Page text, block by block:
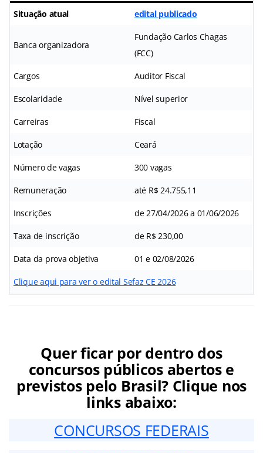
Situação atual edital publicado
Banca organizadora
Fundação Carlos Chagas
(FCC)
Cargos Auditor Fiscal
Escolaridade Nível superior
Carreiras Fiscal
Lotação Ceará
Número de vagas 300 vagas
Remuneração até R$ 24.755,11
Inscrições de 27/04/2026 a 01/06/2026
Taxa de inscrição de R$ 230,00
Data da prova objetiva 01 e 02/08/2026
Clique aqui para ver o edital Sefaz CE 2026
Quer ficar por dentro dos
concursos públicos abertos e
previstos pelo Brasil? Clique nos
links abaixo:
CONCURSOS FEDERAIS